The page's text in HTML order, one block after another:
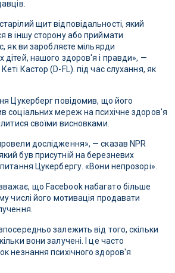
щит відповідальності, який
в іншу сторону або приймати
як ви заробляєте мільярди
дітей, нашого здоров'я і правди», —
Кастор (D-FL). під час слухання, як
Цукерберг повідомив, що його
соціальних мереж на психічне здоров'я
своїми висновками.
дослідження», — сказав NPR
був присутній на березневих
Цукербергу. «Вони непрозорі».
що Facebook набагато більше
числі його мотивація продавати
залежить від того, скільки
вони залучені. І це часто
незнання психічного здоров'я